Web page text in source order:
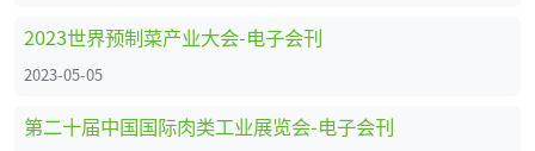
2023世界预制菜产业大会-电子会刊
2023-05-05
第二十届中国国际肉类工业展览会-电子会刊